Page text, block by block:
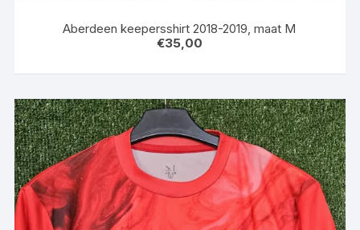
Aberdeen keepersshirt 2018-2019, maat M
€35,00